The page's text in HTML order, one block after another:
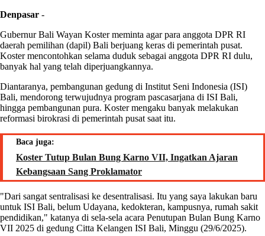
Denpasar -
Gubernur Bali Wayan Koster meminta agar para anggota DPR RI
daerah pemilihan (dapil) Bali berjuang keras di pemerintah pusat.
Koster mencontohkan selama duduk sebagai anggota DPR RI dulu,
banyak hal yang telah diperjuangkannya.
Diantaranya, pembangunan gedung di Institut Seni Indonesia (ISI)
Bali, mendorong terwujudnya program pascasarjana di ISI Bali,
hingga pembangunan pura. Koster mengaku banyak melakukan
reformasi birokrasi di pemerintah pusat saat itu.
Baca juga:
Koster Tutup Bulan Bung Karno VII, Ingatkan Ajaran
Kebangsaan Sang Proklamator
"Dari sangat sentralisasi ke desentralisasi. Itu yang saya lakukan baru
untuk ISI Bali, belum Udayana, kedokteran, kampusnya, rumah sakit
pendidikan," katanya di sela-sela acara Penutupan Bulan Bung Karno
VII 2025 di gedung Citta Kelangen ISI Bali, Minggu (29/6/2025).